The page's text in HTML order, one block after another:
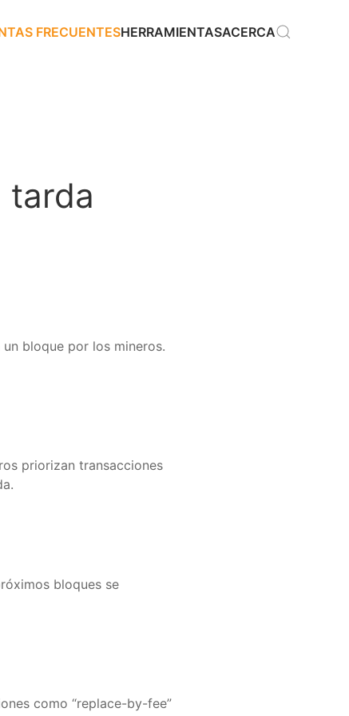
FRECUENTESHERRAMIENTASACERCA
tarda
bloque por los mineros.
priorizan transacciones
bloques se
como “replace-by-fee”